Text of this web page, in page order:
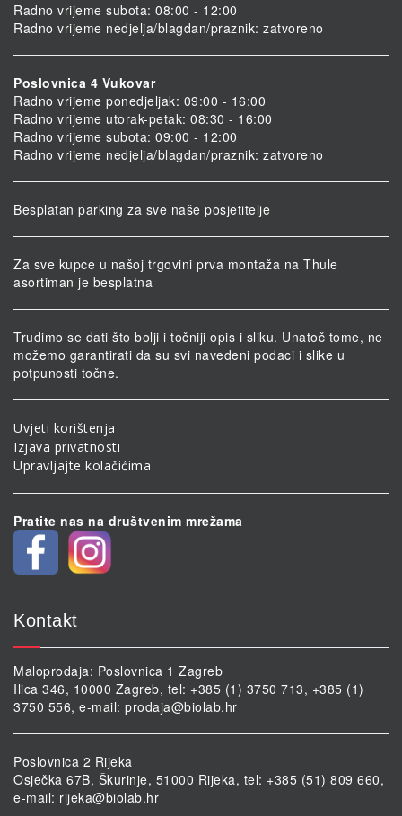
Radno vrijeme subota: 08:00 - 12:00
Radno vrijeme nedjelja/blagdan/praznik: zatvoreno
Poslovnica 4 Vukovar
Radno vrijeme ponedjeljak: 09:00 - 16:00
Radno vrijeme utorak-petak: 08:30 - 16:00
Radno vrijeme subota: 09:00 - 12:00
Radno vrijeme nedjelja/blagdan/praznik: zatvoreno
Besplatan parking za sve naše posjetitelje
Za sve kupce u našoj trgovini prva montaža na Thule
asortiman je besplatna
Trudimo se dati što bolji i točniji opis i sliku. Unatoč tome, ne
možemo garantirati da su svi navedeni podaci i slike u
potpunosti točne.
Uvjeti korištenja
Izjava privatnosti
Upravljajte kolačićima
Pratite nas na društvenim mrežama
Kontakt
Maloprodaja: Poslovnica 1 Zagreb
Ilica 346, 10000 Zagreb, tel: +385 (1) 3750 713, +385 (1)
3750 556, e-mail: prodaja@biolab.hr
Poslovnica 2 Rijeka
Osječka 67B, Škurinje, 51000 Rijeka, tel: +385 (51) 809 660,
e-mail: rijeka@biolab.hr